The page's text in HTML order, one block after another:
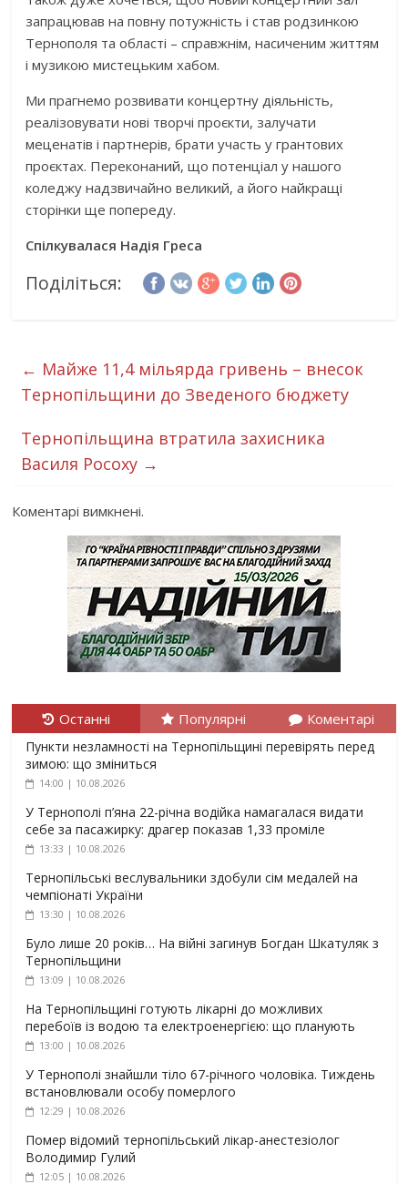
запрацював на повну потужність і став родзинкою
Тернополя та області – справжнім, насиченим життям
і музикою мистецьким хабом.
Ми прагнемо розвивати концертну діяльність,
реалізовувати нові творчі проєкти, залучати
меценатів і партнерів, брати участь у грантових
проєктах. Переконаний, що потенціал у нашого
коледжу надзвичайно великий, а його найкращі
сторінки ще попереду.
Спілкувалася Надія Греса
Поділіться:
← Майже 11,4 мільярда гривень – внесок
Тернопільщини до Зведеного бюджету
Тернопільщина втратила захисника
Василя Росоху →
Коментарі вимкнені.
Останні Популярні Коментарі
Пункти незламності на Тернопільщині перевірять перед
зимою: що зміниться
14:00 | 10.08.2026
У Тернополі п’яна 22-річна водійка намагалася видати
себе за пасажирку: драгер показав 1,33 проміле
13:33 | 10.08.2026
Тернопільські веслувальники здобули сім медалей на
чемпіонаті України
13:30 | 10.08.2026
Було лише 20 років… На війні загинув Богдан Шкатуляк з
Тернопільщини
13:09 | 10.08.2026
На Тернопільщині готують лікарні до можливих
перебоїв із водою та електроенергією: що планують
13:00 | 10.08.2026
У Тернополі знайшли тіло 67-річного чоловіка. Тиждень
встановлювали особу померлого
12:29 | 10.08.2026
Помер відомий тернопільський лікар-анестезіолог
Володимир Гулий
12:05 | 10.08.2026